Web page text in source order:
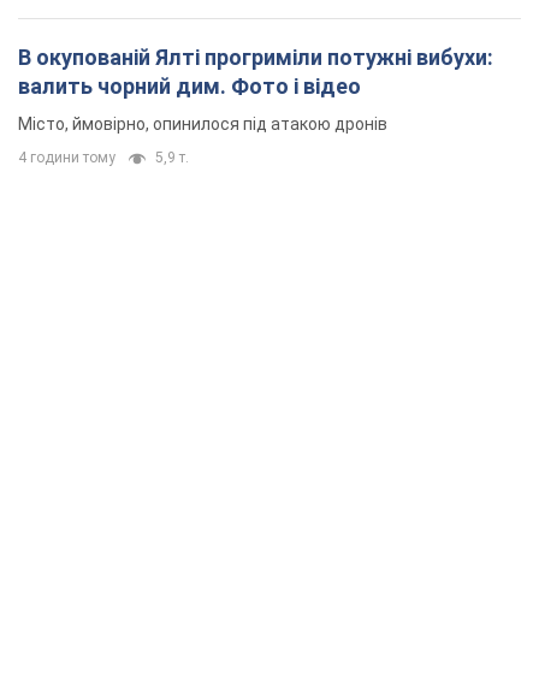
В окупованій Ялті прогриміли потужні вибухи:
валить чорний дим. Фото і відео
Місто, ймовірно, опинилося під атакою дронів
4 години тому 5,9 т.